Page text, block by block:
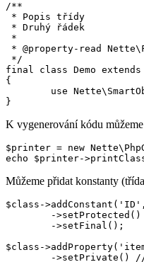
/**
* Popis třídy
* Druhý řádek
*
* @property-read
*/
final class Demo extends
{
K vygenerování kódu
$printer = new
Můžeme přidat konstanty (třída
$class-
$class-